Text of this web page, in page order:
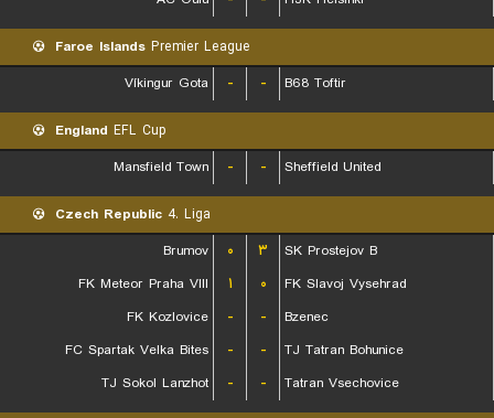
Faroe Islands Premier League
Víkingur Gota
- - B68 Toftir
England EFL Cup
Mansfield Town
- - Sheffield United
Czech Republic 4. Liga
Brumov
۰ ۳
SK Prostejov B
FK Meteor Praha VIII
۱ ۰
FK Slavoj Vysehrad
FK Kozlovice
- -
Bzenec
FC Spartak Velka Bites
- -
TJ Tatran Bohunice
TJ Sokol Lanzhot
- - Tatran Vsechovice